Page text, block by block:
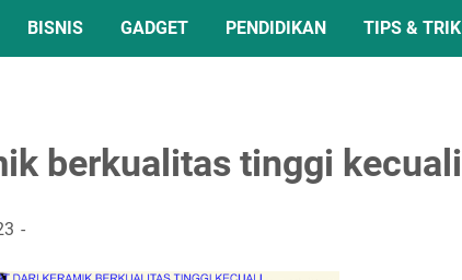
BISNIS GADGET PENDIDIKAN TIPS & TRIK
berkualitas tinggi kecuali